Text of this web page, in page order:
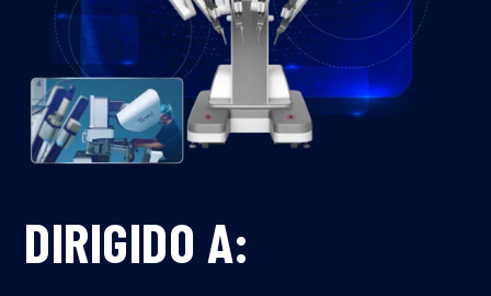
DIRIGIDO A: